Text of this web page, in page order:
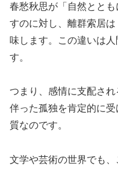
春愁秋思が「自然とと
すのに対し、離群索居
味します。この違いは
す。
つまり、感情に支配さ
伴った孤独を肯定的に
質なのです。
文学や芸術の世界でも